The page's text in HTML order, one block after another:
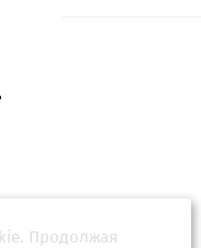
Продолжая